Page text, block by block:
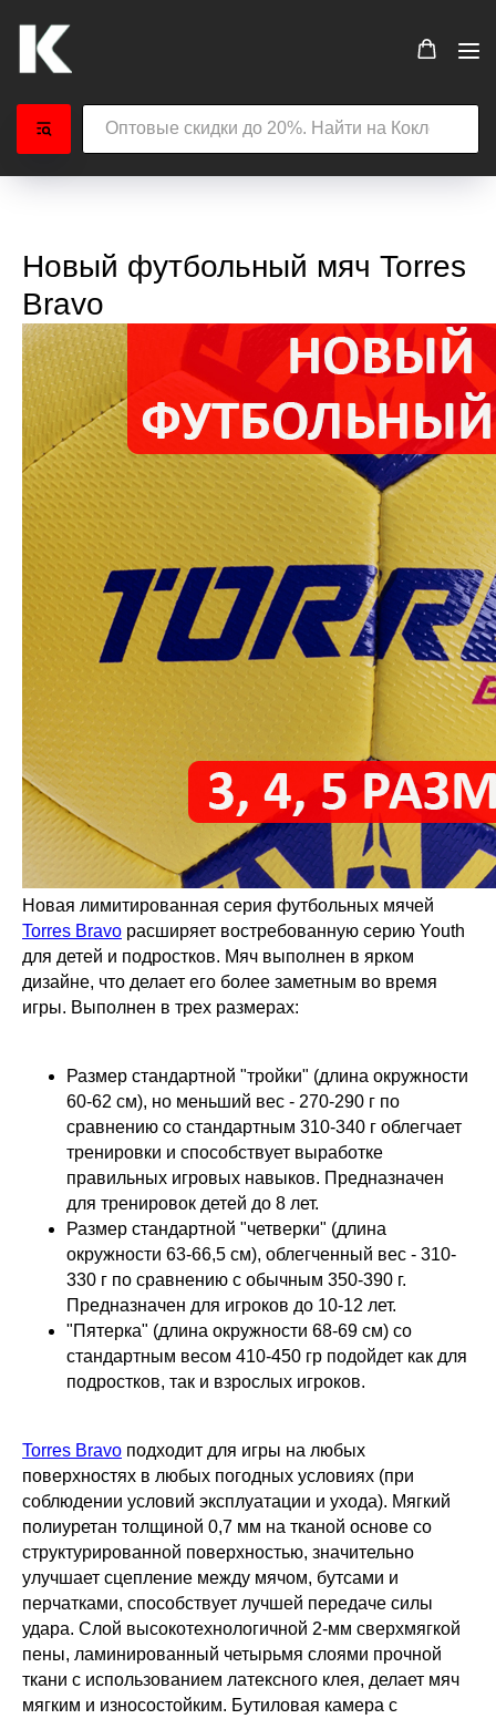
Новый футбольный мяч Torres
Bravo
Новая лимитированная серия футбольных мячей
Torres Bravo расширяет востребованную серию Youth
для детей и подростков. Мяч выполнен в ярком
дизайне, что делает его более заметным во время
игры. Выполнен в трех размерах:
Размер стандартной "тройки" (длина окружности
60-62 см), но меньший вес - 270-290 г по
сравнению со стандартным 310-340 г облегчает
тренировки и способствует выработке
правильных игровых навыков. Предназначен
для тренировок детей до 8 лет.
Размер стандартной "четверки" (длина
окружности 63-66,5 см), облегченный вес - 310-
330 г по сравнению с обычным 350-390 г.
Предназначен для игроков до 10-12 лет.
"Пятерка" (длина окружности 68-69 см) со
стандартным весом 410-450 гр подойдет как для
подростков, так и взрослых игроков.
Torres Bravo подходит для игры на любых
поверхностях в любых погодных условиях (при
соблюдении условий эксплуатации и ухода). Мягкий
полиуретан толщиной 0,7 мм на тканой основе со
структурированной поверхностью, значительно
улучшает сцепление между мячом, бутсами и
перчатками, способствует лучшей передаче силы
удара. Слой высокотехнологичной 2-мм сверхмягкой
пены, ламинированный четырьмя слоями прочной
ткани с использованием латексного клея, делает мяч
мягким и износостойким. Бутиловая камера с